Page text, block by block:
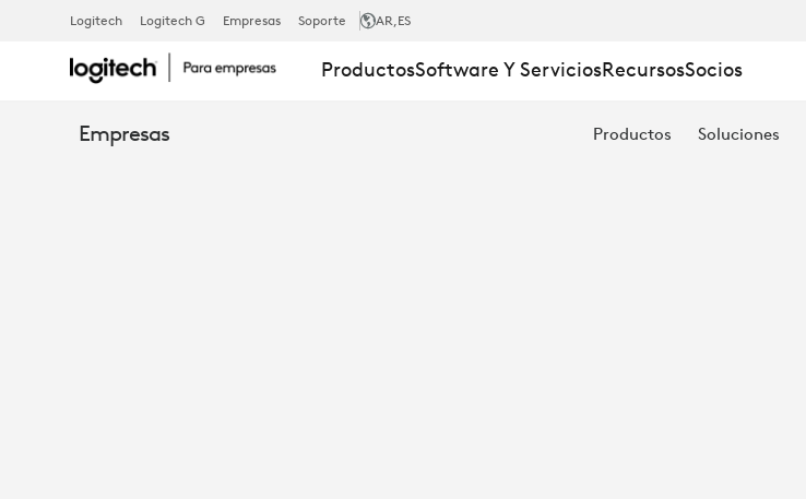
LIBRO
ELECTRÓNICO:
Logitech Logitech G Empresas Soporte AR,ES
ProductosSoftware Y ServiciosRecursosSocios
Empresas Productos Soluciones